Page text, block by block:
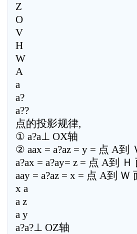
Z
O
V
H
W
A
a
a?
a??
点的投影规律,
① a?a⊥ OX轴
② aax = a?az = y = 点 A到
a?ax = a?ay= z = 点 A到
aay = a?az = x = 点 A到 Ｗ
x a
a z
a y
a?a?⊥ OZ轴